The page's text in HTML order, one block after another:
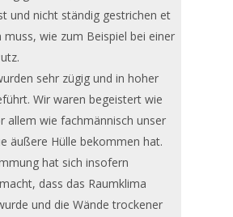
und nicht ständig gestrichen et
muss, wie zum Beispiel bei einer
sehr zügig und in hoher
Wir waren begeistert wie
allem wie fachmännisch unser
äußere Hülle bekommen hat.
hat sich insofern
dass das Raumklima
und die Wände trockener
Ihre E-Mail-Adresse
Ihre Nachricht (optional)